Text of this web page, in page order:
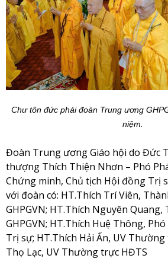
Chư tôn đức phái đoàn Trung ương
niệm.
Đoàn Trung ương Giáo hội do Đức
thượng Thích Thiện Nhơn – Phó
Chứng minh, Chủ tịch Hội đồng Trị
với đoàn có: HT.Thích Trí Viên,
GHPGVN; HT.Thích Nguyên
GHPGVN; HT.Thích Huệ Thông,
Trị sự; HT.Thích Hải Ấn, UV
Thọ Lạc, UV Thường trực HĐTS